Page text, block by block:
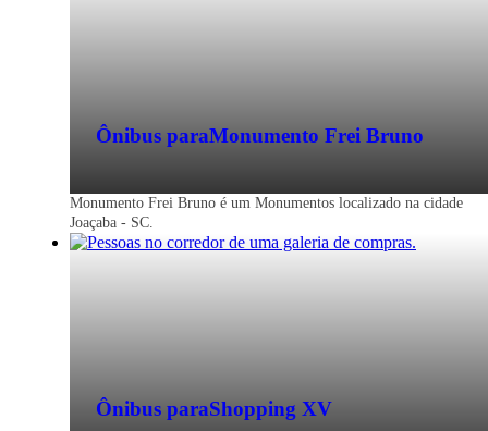
Ônibus paraMonumento Frei Bruno
Monumento Frei Bruno é um Monumentos localizado na cidade
Joaçaba - SC.
Ônibus paraShopping XV